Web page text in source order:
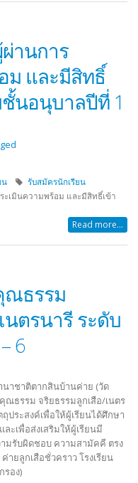
านการ
ม และมีสิทธิ์
ชั้นอนุบาลปีที่ 1
น
รับสมัครนักเรียน
ะเมินความพร้อม และมีสิทธิ์เข้า
Read more...
ณธรรม
นตรนารี ระดับ
6
นาชาติตากสินบ้านค่าย (วัด
ณธรรม จริยธรรมลูกเสือ/เนตร
ประสงค์เพื่อให้ผู้เรียนได้ศึกษา
ะเพื่อส่งเสริมให้ผู้เรียนมี
มรับผิดชอบ ความสามัคคี ตรง
ยลูกเสือชั่วคราว โรงเรียน
อง)